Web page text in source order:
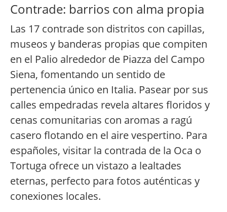
Contrade: barrios con alma propia
Las 17 contrade son distritos con capillas,
museos y banderas propias que compiten
en el Palio alrededor de Piazza del Campo
Siena, fomentando un sentido de
pertenencia único en Italia. Pasear por sus
calles empedradas revela altares floridos y
cenas comunitarias con aromas a ragú
casero flotando en el aire vespertino. Para
españoles, visitar la contrada de la Oca o
Tortuga ofrece un vistazo a lealtades
eternas, perfecto para fotos auténticas y
conexiones locales.